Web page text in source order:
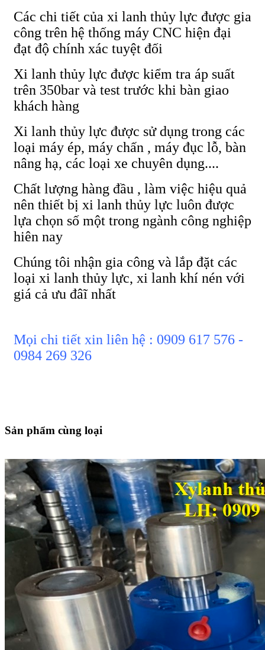
Các chi tiết của xi lanh thủy lực được gia
công trên hệ thống máy CNC hiện đại
đạt độ chính xác tuyệt đối
Xi lanh thủy lực được kiểm tra áp suất
trên 350bar và test trước khi bàn giao
khách hàng
Xi lanh thủy lực được sử dụng trong các
loại máy ép, máy chấn , máy đục lỗ, bàn
nâng hạ, các loại xe chuyên dụng....
Chất lượng hàng đầu , làm việc hiệu quả
nên thiết bị xi lanh thủy lực luôn được
lựa chọn số một trong ngành công nghiệp
hiên nay
Chúng tôi nhận gia công và lắp đặt các
loại xi lanh thủy lực, xi lanh khí nén với
giá cả ưu đâĩ nhất
Mọi chi tiết xin liên hệ : 0909 617 576 -
0984 269 326
Sản phẩm cùng loại